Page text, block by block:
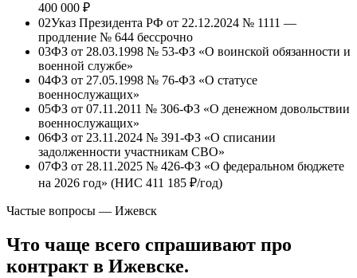
400 000 ₽
02Указ Президента РФ от 22.12.2024 № 1111 —
продление № 644 бессрочно
03ФЗ от 28.03.1998 № 53-ФЗ «О воинской обязанности и
военной службе»
04ФЗ от 27.05.1998 № 76-ФЗ «О статусе
военнослужащих»
05ФЗ от 07.11.2011 № 306-ФЗ «О денежном довольствии
военнослужащих»
06ФЗ от 23.11.2024 № 391-ФЗ «О списании
задолженности участникам СВО»
07ФЗ от 28.11.2025 № 426-ФЗ «О федеральном бюджете
на 2026 год» (НИС 411 185 ₽/год)
Частые вопросы — Ижевск
Что чаще всего спрашивают про
контракт в Ижевске.